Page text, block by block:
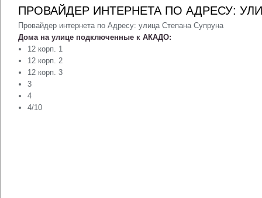
ПРОВАЙДЕР ИНТЕРНЕТА ПО АДРЕСУ:
Провайдер интернета по Адресу: улица Степана Супруна
Дома на улице подключенные к АКАДО:
12 корп. 1
12 корп. 2
12 корп. 3
3
4
4/10